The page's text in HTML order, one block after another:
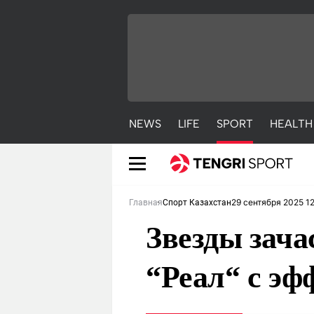
NEWS LIFE SPORT HEALTH
NEWS LIFE
ГлавнаяСпорт Казахстан29 сентября 2025
Звезды
“Реал“ с